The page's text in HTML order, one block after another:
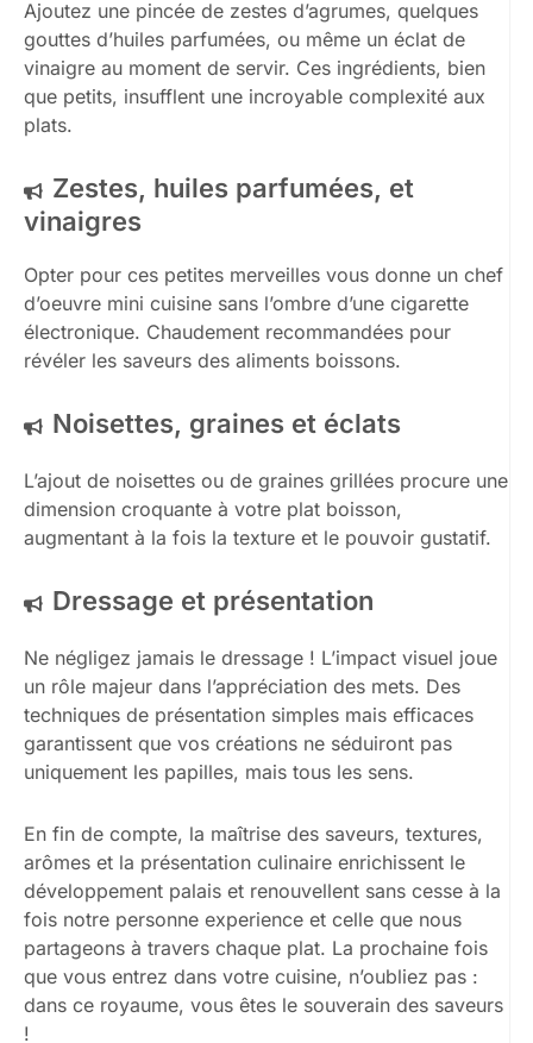
Ajoutez une pincée de zestes d’agrumes, quelques
gouttes d’huiles parfumées, ou même un éclat de
vinaigre au moment de servir. Ces ingrédients, bien
que petits, insufflent une incroyable complexité aux
plats.
Zestes, huiles parfumées, et
vinaigres
Opter pour ces petites merveilles vous donne un chef
d’oeuvre mini cuisine sans l’ombre d’une cigarette
électronique. Chaudement recommandées pour
révéler les saveurs des aliments boissons.
Noisettes, graines et éclats
L’ajout de noisettes ou de graines grillées procure une
dimension croquante à votre plat boisson,
augmentant à la fois la texture et le pouvoir gustatif.
Dressage et présentation
Ne négligez jamais le dressage ! L’impact visuel joue
un rôle majeur dans l’appréciation des mets. Des
techniques de présentation simples mais efficaces
garantissent que vos créations ne séduiront pas
uniquement les papilles, mais tous les sens.
En fin de compte, la maîtrise des saveurs, textures,
arômes et la présentation culinaire enrichissent le
développement palais et renouvellent sans cesse à la
fois notre personne experience et celle que nous
partageons à travers chaque plat. La prochaine fois
que vous entrez dans votre cuisine, n’oubliez pas :
dans ce royaume, vous êtes le souverain des saveurs
!